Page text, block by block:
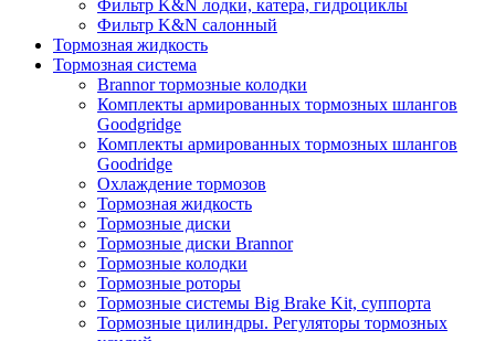
Фильтр K&N лодки, катера, гидроциклы
Фильтр K&N салонный
Тормозная жидкость
Тормозная система
Brannor тормозные колодки
Комплекты армированных тормозных шлангов
Goodgridge
Комплекты армированных тормозных шлангов
Goodridge
Охлаждение тормозов
Тормозная жидкость
Тормозные диски
Тормозные диски Brannor
Тормозные колодки
Тормозные роторы
Тормозные системы Big Brake Kit, суппорта
Тормозные цилиндры. Регуляторы тормозных